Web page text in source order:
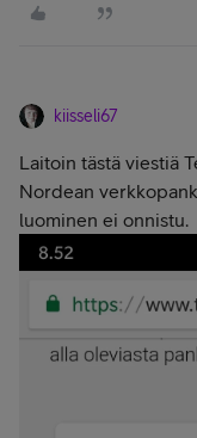
kiisseli67
Laitoin tästä viestiä
Nordean
luominen ei onnistu.